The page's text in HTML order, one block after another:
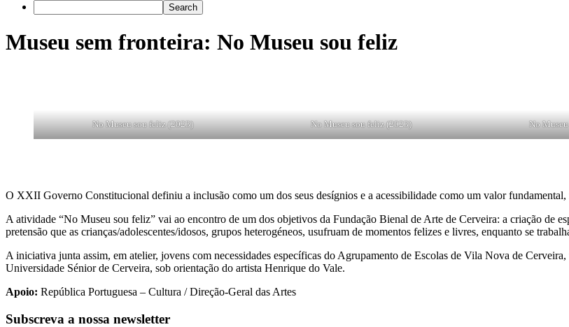
Museu sem fronteira: No Museu sou feliz
No Museu sou feliz (2023) No Museu sou feliz (2023) No
O XXII Governo Constitucional definiu a inclusão como um dos seus desígnios e a acessibilidade como um valor
A atividade “No Museu sou feliz” vai ao encontro de um dos objetivos da Fundação Bienal de Arte de Cerveira: a criação de
pretensão que as crianças/adolescentes/idosos, grupos heterogéneos, usufruam de momentos felizes e livres, enquanto se
A iniciativa junta assim, em atelier, jovens com necessidades específicas do Agrupamento de Escolas de Vila Nova de
Universidade Sénior de Cerveira, sob orientação do artista Henrique do Vale.
Apoio: República Portuguesa – Cultura / Direção-Geral das Artes
Subscreva a nossa newsletter